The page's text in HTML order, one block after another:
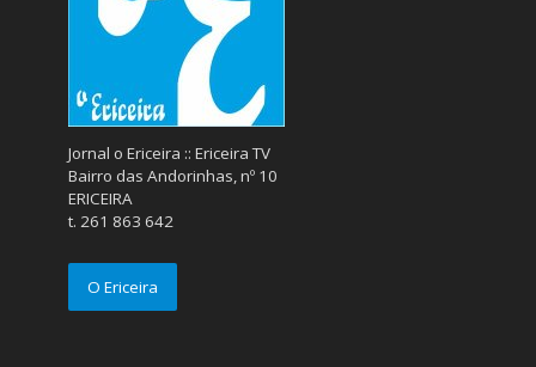
Jornal o Ericeira :: Ericeira TV
Bairro das Andorinhas, nº 10
ERICEIRA
t. 261 863 642
O Ericeira